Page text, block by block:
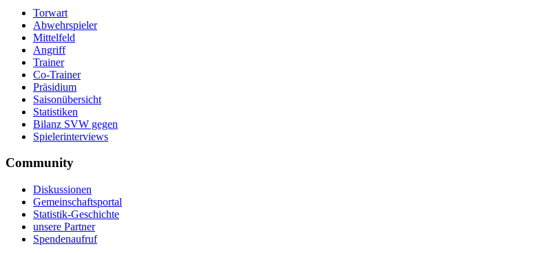
Torwart
Abwehrspieler
Mittelfeld
Angriff
Trainer
Co-Trainer
Präsidium
Saisonübersicht
Statistiken
Bilanz SVW gegen
Spielerinterviews
Community
Diskussionen
Gemeinschaftsportal
Statistik-Geschichte
unsere Partner
Spendenaufruf